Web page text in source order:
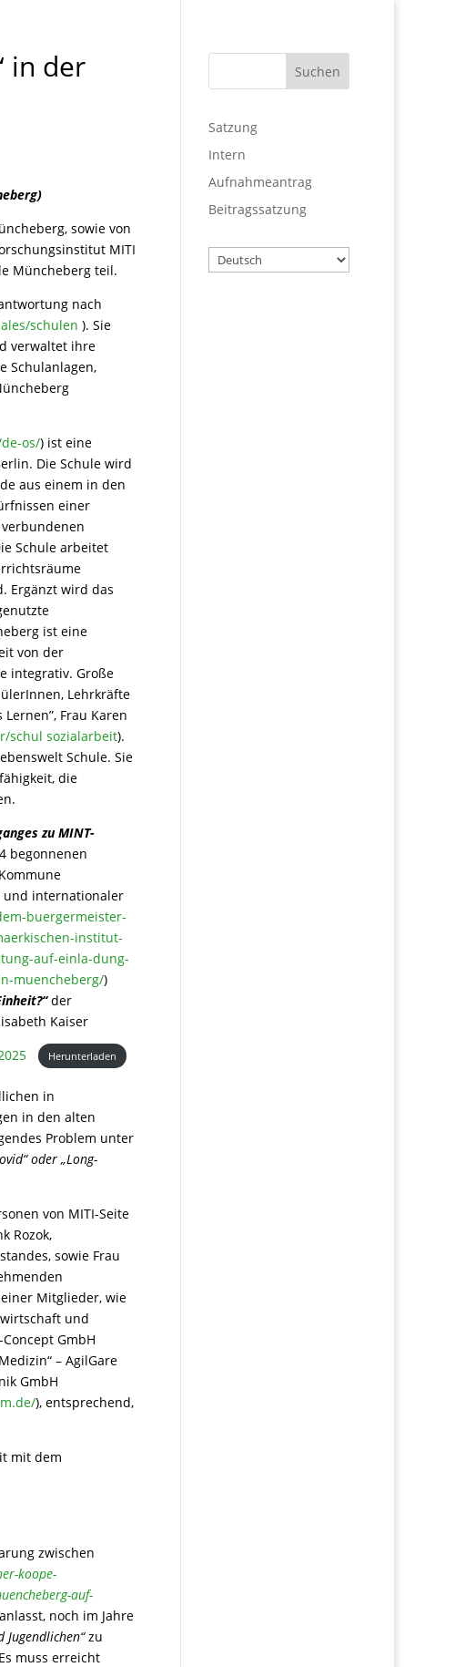
in der
sowie von
MITI
Müncheberg teil.
nach
schulen ). Sie
verwaltet ihre
Schulanlagen,
os/) ist eine
Die Schule wird
aus einem in den
einer
Schule arbeitet
Ergänzt wird das
ist eine
von der
integrativ. Große
Lehrkräfte
Frau Karen
schul sozialarbeit).
Schule. Sie
die
zu MINT-
begonnenen
und internationaler
buergermeister-
institut-
auf-einla-dung-
muencheberg/)
der
Kaiser
Herunterladen
in
in den alten
Problem unter
oder „Long-
von MITI-Seite
Rozok,
sowie Frau
Mitglieder, wie
und
GmbH
– AgilGare
GmbH
), entsprechend,
mit dem
zwischen
koope-
auf-
noch im Jahre
zu
muss erreicht
Satzung
Intern
Aufnahmeantrag
Beitragssatzung
Wählen
Sie